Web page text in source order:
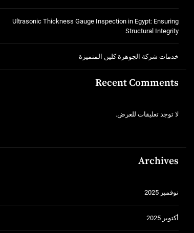
Ultrasonic Thickness Gauge Inspection in Egypt: Ensuring
Structural Integrity
خدمات شركة الجوهرة كلين المتميزة
Recent Comments
لا توجد تعليقات للعرض.
Archives
نوفمبر 2025
أكتوبر 2025